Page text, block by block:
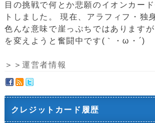
目の挑戦で何とか悲願のイオンカー
トしました。 現在、アラフィフ・独
色んな意味で崖っぷちではあります
を変えようと奮闘中です(｀・ω・´)ゞ
＞＞運営者情報
クレジットカード履歴